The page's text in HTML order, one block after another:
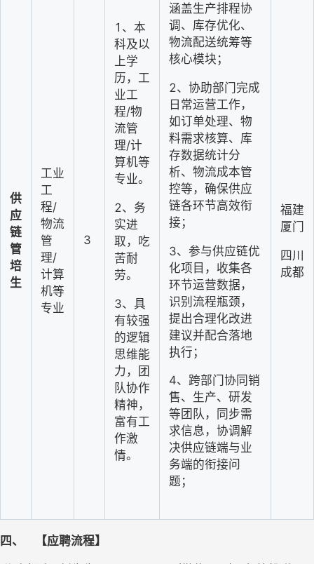
供
应
链
管
培
生
工业
工
程/
物流
管
理/
计算
机等
专业
3
1 、本
科及以
上学
历，工
业工
程/物
流管
理/计
算机等
专业。
2、务
实进
取，吃
苦耐
劳。
3、具
有较强
的逻辑
思维能
力，团
队协作
精神，
富有工
作激
情。
涵盖生产排程协
调、库存优化、
物流配送统筹等
核心模块；
2、协助部门完成
日常运营工作，
如订单处理、物
料需求核算、库
存数据统计分
析、物流成本管
控等，确保供应
链各环节高效衔
接；
3、参与供应链优
化项目，收集各
环节运营数据，
识别流程瓶颈，
提出合理化改进
建议并配合落地
执行；
4、跨部门协同销
售、生产、研发
等团队，同步需
求信息，协调解
决供应链端与业
务端的衔接问
题；
福建
厦门
四川
成都
四、 【应聘流程】